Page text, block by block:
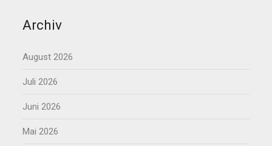
Archiv
August 2026
Juli 2026
Juni 2026
Mai 2026